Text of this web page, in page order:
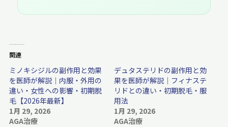
関連
ミノキシジルの副作用と効果
を医師が解説｜内服・外用の
違い・女性への影響・初期脱
毛【2026年最新】
1月 29, 2026
AGA治療
デュタステリドの副作用と効
果を医師が解説｜フィナステ
リドとの違い・初期脱毛・服
用法
1月 29, 2026
AGA治療